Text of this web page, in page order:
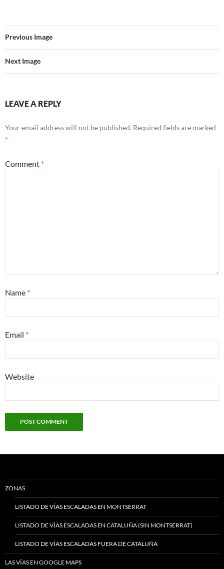
Previous Image
Next Image
LEAVE A REPLY
Your email address will not be published. Required fields are marked
*
Comment *
Name *
Email *
Website
ZONAS
LISTADO DE VÍAS ESCALADAS EN MONTSERRAT
LISTADO DE VÍAS ESCALADAS EN CATALUÑA (SIN MONTSERRAT)
LISTADO DE VÍAS ESCALADAS FUERA DE CATALUÑA
LAS VÍAS EN GOOGLE MAPS